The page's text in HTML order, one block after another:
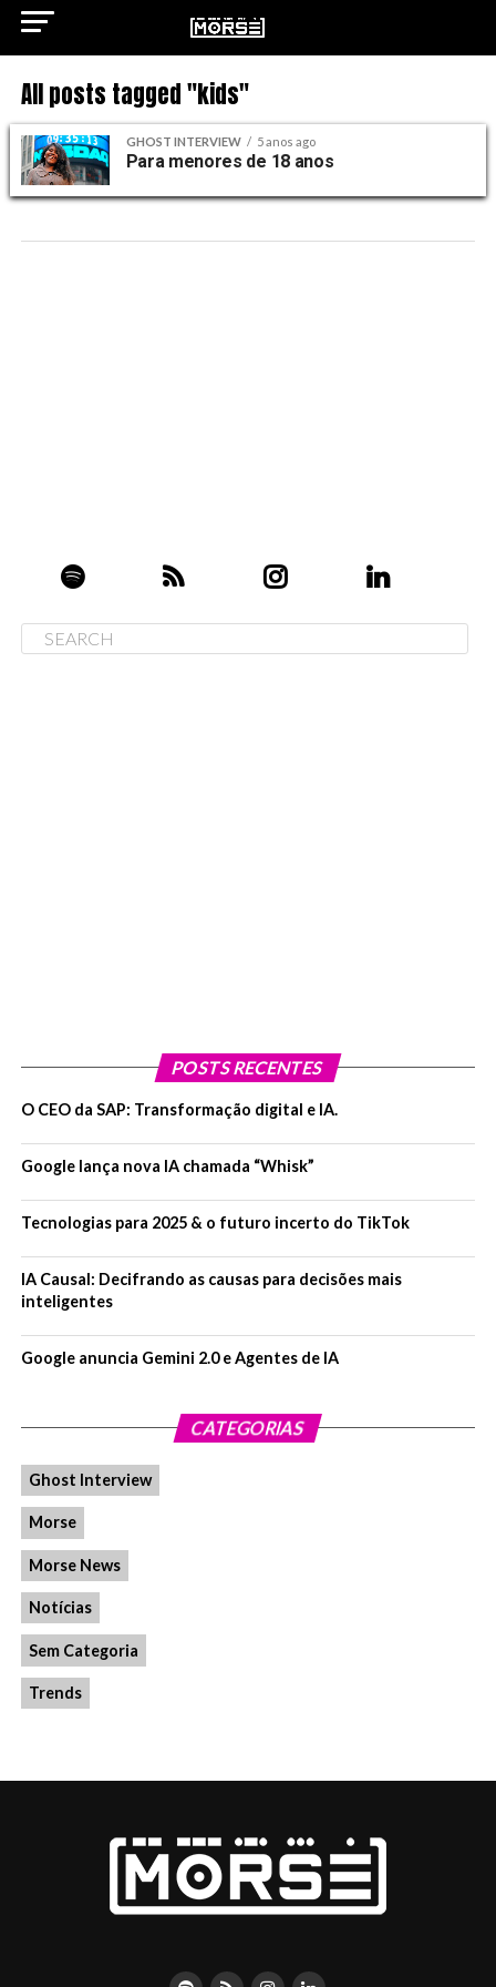
All posts tagged "kids"
GHOST INTERVIEW 5 anos ago
Para menores de 18 anos
POSTS RECENTES
O CEO da SAP: Transformação digital e IA.
Google lança nova IA chamada “Whisk”
Tecnologias para 2025 & o futuro incerto do TikTok
IA Causal: Decifrando as causas para decisões mais
inteligentes
Google anuncia Gemini 2.0 e Agentes de IA
CATEGORIAS
Ghost Interview
Morse
Morse News
Notícias
Sem Categoria
Trends